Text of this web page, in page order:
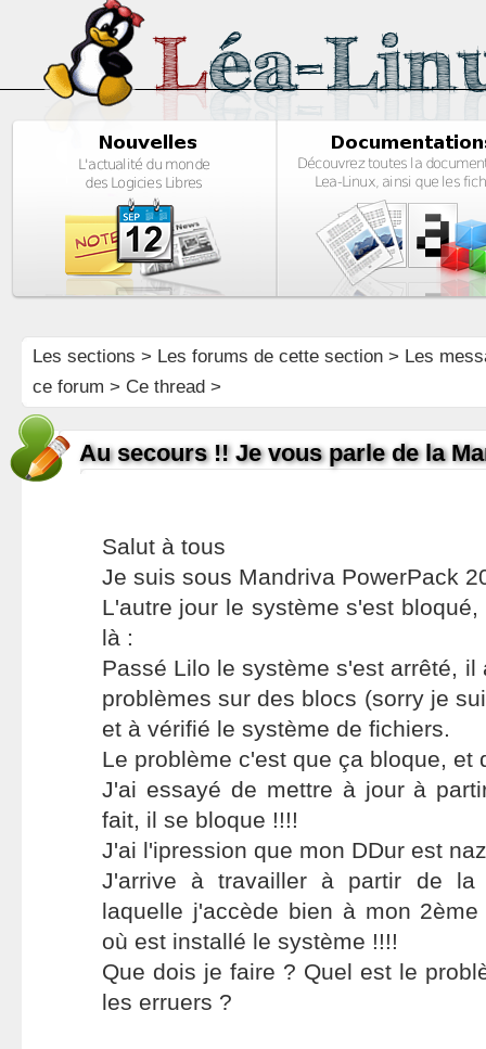
Les sections > Les forums de cette section> Les
ce forum > Ce thread >
Au secours !! Je vous parle de la
Salut à tous
Je suis sous Mandriva PowerPack
L'autre jour le système s'est
là :
Passé Lilo le système s'est arrêté, il
problèmes sur des blocs (sorry je
et à vérifié le système de fichiers.
Le problème c'est que ça bloque, et
J'ai essayé de mettre à jour à
fait, il se bloque !!!!
J'ai l'ipression que mon DDur est
J'arrive à travailler à partir de la
laquelle j'accède bien à mon
où est installé le système !!!!
Que dois je faire ? Quel est le
les erruers ?